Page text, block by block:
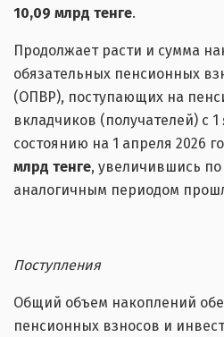
10,09 млрд тенге.
Продолжает расти и сумма
обязательных пенсионных
(ОПВР), поступающих на
вкладчиков (получателей) с
состоянию на 1 апреля 2026
млрд тенге, увеличившись
аналогичным периодом
Поступления
Общий объем накоплений
пенсионных взносов и